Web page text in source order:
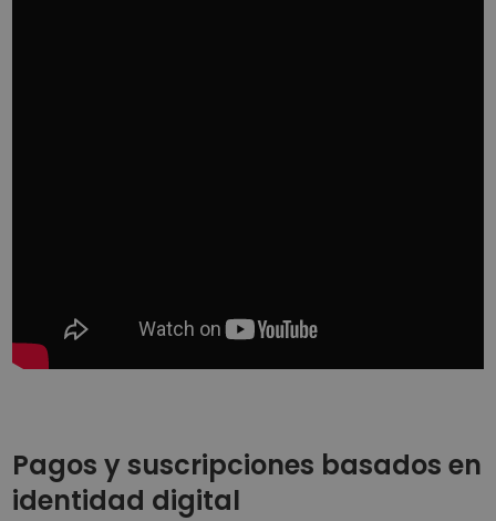
Pagos y suscripciones basados en
identidad digital